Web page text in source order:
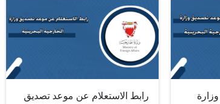
رابط الاستعلام عن موعد تصديق